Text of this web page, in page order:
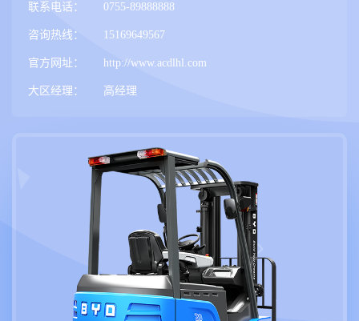
联系电话： 0755-89888888
咨询热线： 15169649567
官方网址： http://www.acdlhl.com
大区经理： 高经理